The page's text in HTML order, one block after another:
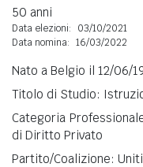
50 anni
Data elezioni:
03/10/2021
Data nomina: 16/03/2022
Nato a Belgio il 12/06/
Titolo di Studio:
Categoria
di Diritto Privato
Partito/Coalizione: